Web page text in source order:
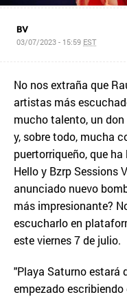
BV
03/07/2023 - 15:59 EST
No nos extraña que
artistas más
mucho talento, un
y, sobre todo, mucha
puertorriqueño, que
Hello y Bzrp Sessions
anunciado nuevo
más impresionante?
escucharlo en
este viernes 7 de julio.
"Playa Saturno estará
empezado